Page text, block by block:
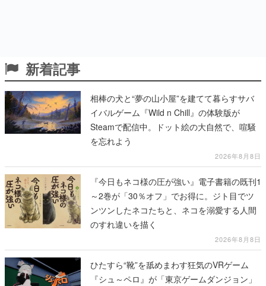
新着記事
相棒の犬と“夢の山小屋”を建てて暮らすサバ
イバルゲーム『Wild n Chill』の体験版が
Steamで配信中。ドット絵の大自然で、喧騒
を忘れよう
2026年8月8日
『今日もネコ様の圧が強い』電子書籍の既刊1
～2巻が「30％オフ」でお得に。ジト目でツ
ンツンしたネコたちと、ネコを溺愛する人間
のすれ違いを描く
2026年8月8日
ひたすら“靴”を舐めまわす狂気のVRゲーム
『シュ～ペロ』が「東京ゲームダンジョン」